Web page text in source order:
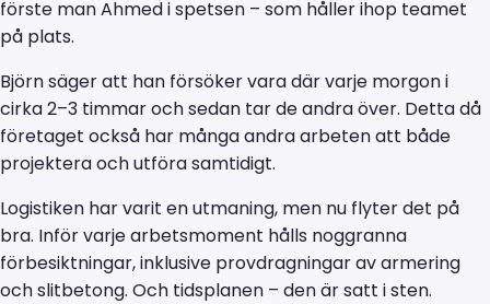
förste man Ahmed i spetsen – som håller ihop teamet
på plats.
Björn säger att han försöker vara där varje morgon i
cirka 2–3 timmar och sedan tar de andra över. Detta då
företaget också har många andra arbeten att både
projektera och utföra samtidigt.
Logistiken har varit en utmaning, men nu flyter det på
bra. Inför varje arbetsmoment hålls noggranna
förbesiktningar, inklusive provdragningar av armering
och slitbetong. Och tidsplanen – den är satt i sten.